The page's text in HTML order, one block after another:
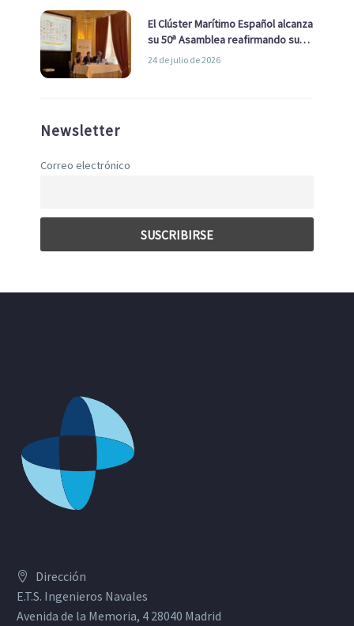
El Clúster Marítimo Español alcanza
su 50ª Asamblea reafirmando su
liderazgo en la Economía Azul
24 de julio de 2026
Newsletter
Correo electrónico
Dirección
E.T.S. Ingenieros Navales
Avenida de la Memoria, 4 28040 Madrid